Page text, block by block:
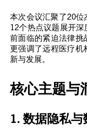
本次会议汇聚了20
12个热点议题展开
前面临的紧迫法律挑
更强调了远程医疗机
新与发展。
核心主题与
1. 数据隐私